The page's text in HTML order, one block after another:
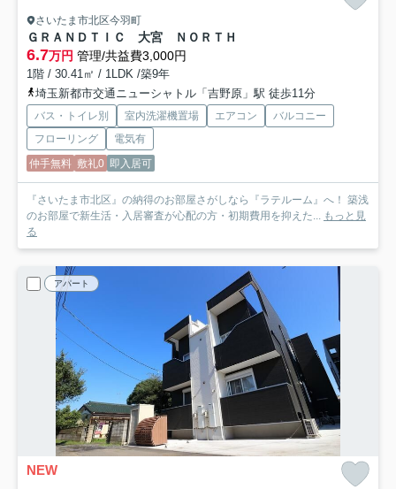
さいたま市北区今羽町
ＧＲＡＮＤＴＩＣ 大宮 ＮＯＲＴＨ
6.7万円 管理/共益費3,000円
1階 / 30.41㎡ / 1LDK /築9年
埼玉新都市交通ニューシャトル「吉野原」駅 徒歩11分
バス・トイレ別 室内洗濯機置場 エアコン
バルコニー
フローリング
電気有
仲手無料 敷礼0 即入居可
『さいたま市北区』の納得のお部屋さがしなら『ラテルーム』へ！ 築浅
のお部屋で新生活・入居審査が心配の方・初期費用を抑えた... もっと見
る
アパート
NEW